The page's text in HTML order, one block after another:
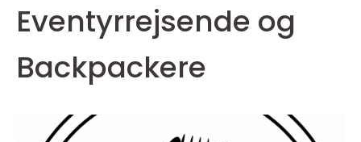
Eventyrrejsende og
Backpackere